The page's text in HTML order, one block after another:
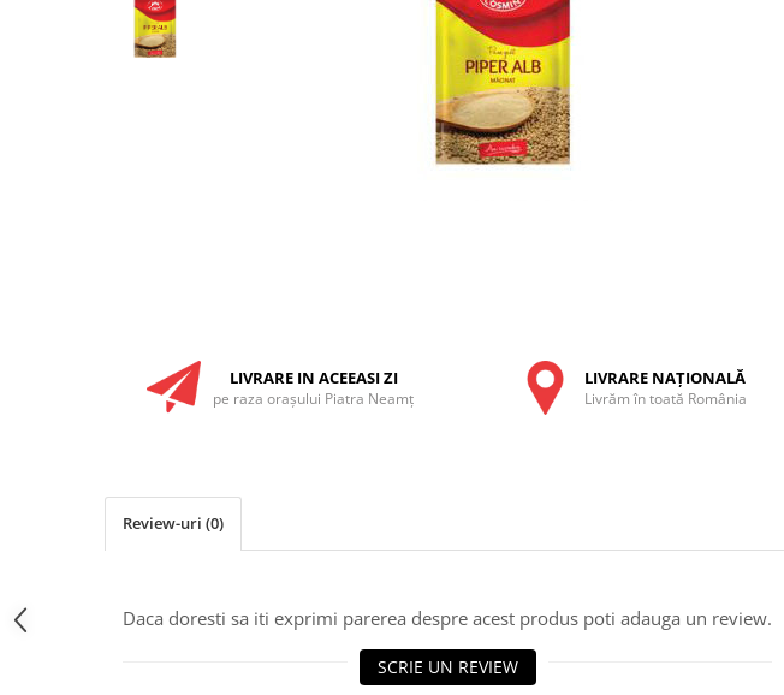
LIVRARE IN ACEEASI ZI
pe raza oraşului Piatra Neamţ
LIVRARE NAŢIONALĂ
Livrăm în toată România
Review-uri (0)
Daca doresti sa iti exprimi parerea despre acest produs poti adauga un review.
SCRIE UN REVIEW